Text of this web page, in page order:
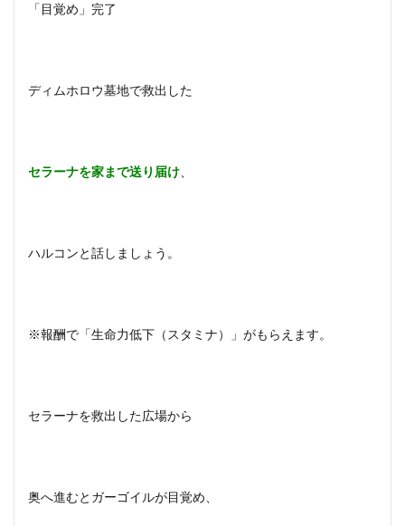
「目覚め」完了
ディムホロウ墓地で救出した
セラーナを家まで送り届け、
ハルコンと話しましょう。
※報酬で「生命力低下（スタミナ）」がもらえます。
セラーナを救出した広場から
奥へ進むとガーゴイルが目覚め、